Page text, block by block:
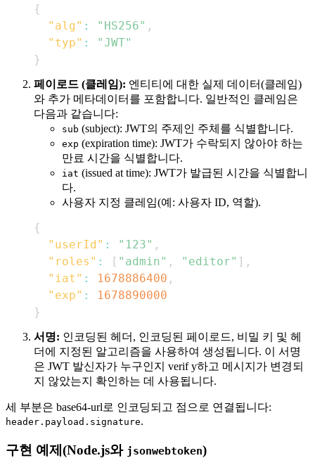
{
"alg" : "HS256" ,
"typ" :
"JWT"
}
페이로드 (클레임): 엔티티에 대한 실제 데이터(클레임)
와 추가 메타데이터를 포함합니다. 일반적인 클레임은
다음과 같습니다:
sub (subject): JWT의 주제인 주체를 식별합니다.
exp (expiration time): JWT가 수락되지 않아야 하는
만료 시간을 식별합니다.
iat (issued at time): JWT가 발급된 시간을 식별합니
다.
사용자 지정 클레임(예: 사용자 ID, 역할).
{
"userId" : "123" ,
"roles" : [ "admin" , "editor" ] ,
"iat" : 1678886400 ,
"exp" :
1678890000
}
서명: 인코딩된 헤더, 인코딩된 페이로드, 비밀 키 및 헤
더에 지정된 알고리즘을 사용하여 생성됩니다. 이 서명
은 JWT 발신자가 누구인지 verif y하고 메시지가 변경되
지 않았는지 확인하는 데 사용됩니다.
세 부분은 base64-url로 인코딩되고 점으로 연결됩니다:
header.payload.signature.
구현 예제(Node.js와 jsonwebtoken)